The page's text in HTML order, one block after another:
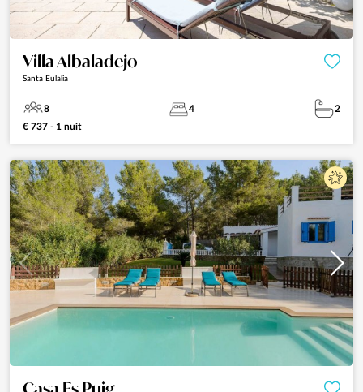
Villa Albaladejo
Santa Eulalia
8 4
2
€ 737 - 1 nuit